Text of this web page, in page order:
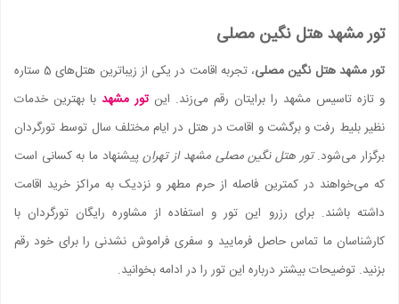
تور مشهد هتل نگین مصلی
تور مشهد هتل نگین مصلی
، تجربه اقامت در یکی از زیباترین هتل‌های 5 ستاره
و تازه تاسیس مشهد را برایتان رقم می‌زند. اینتور مشهد با بهترین خدمات
نظیر بلیط رفت و برگشت و اقامت در هتل در ایام مختلف سال توسط تورگردان
برگزار می‌شود.تور هتل نگین مصلی مشهد از تهرانپیشنهاد ما به کسانی است
که می‌خواهند در کمترین فاصله از حرم مطهر و نزدیک به مراکز خرید اقامت
داشته باشند. برای رزرو این تور و استفاده از مشاوره رایگان تورگردان با
کارشناسان ما تماس حاصل فرمایید و سفری فراموش نشدنی را برای خود رقم
بزنید. توضیحات بیشتر درباره این تور را در ادامه بخوانید.